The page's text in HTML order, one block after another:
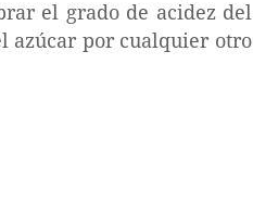
el grado de acidez del
azúcar por cualquier otro